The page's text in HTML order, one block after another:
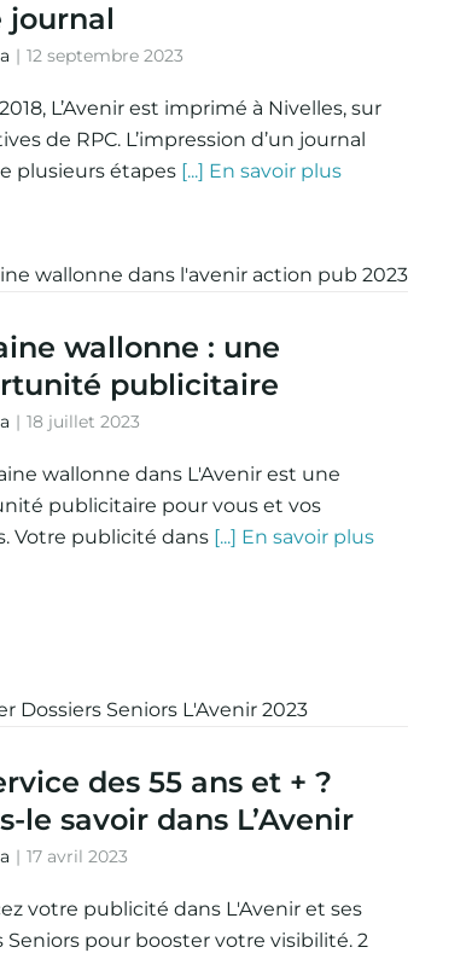
journal
| 12 septembre 2023
L’Avenir est imprimé à Nivelles, sur
de RPC. L’impression d’un journal
plusieurs étapes [...] En savoir plus
wallonne : une
publicitaire
| 18 juillet 2023
wallonne dans L'Avenir est une
publicitaire pour vous et vos
Votre publicité dans [...] En savoir plus
des 55 ans et + ?
le savoir dans L’Avenir
| 17 avril 2023
votre publicité dans L'Avenir et ses
Seniors pour booster votre visibilité. 2